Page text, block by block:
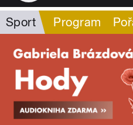
Sport Program